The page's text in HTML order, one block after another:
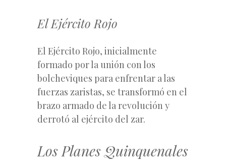
El Ejército Rojo
El Ejército Rojo, inicialmente
formado por la unión con los
bolcheviques para enfrentar a las
fuerzas zaristas, se transformó en el
brazo armado de la revolución y
derrotó al ejército del zar.
Los Planes Quinquenales